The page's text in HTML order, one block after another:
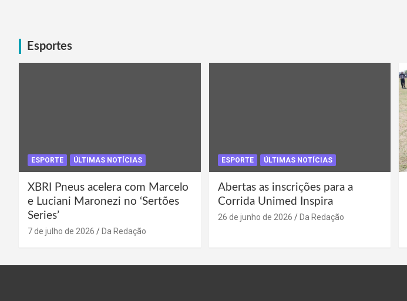
Esportes
ESPORTE ÚLTIMAS NOTÍCIAS
XBRI Pneus acelera com Marcelo
e Luciani Maronezi no ‘Sertões
Series’
7 de julho de 2026 Da Redação
ESPORTE ÚLTIMAS NOTÍCIAS
Abertas as inscrições para a
Corrida Unimed Inspira
26 de junho de 2026 Da Redação